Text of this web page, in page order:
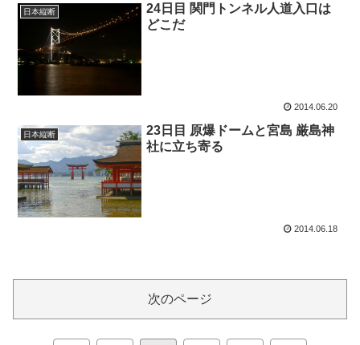
日本縦断
24日目 関門トンネル人道入口は
どこだ
2014.06.20
日本縦断
23日目 原爆ドームと宮島 厳島神
社に立ち寄る
2014.06.18
次のページ